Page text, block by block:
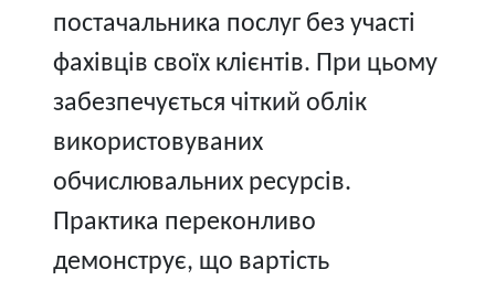
постачальника послуг без участі
фахівців своїх клієнтів. При цьому
забезпечується чіткий облік
використовуваних
обчислювальних ресурсів.
Практика переконливо
демонструє, що вартість